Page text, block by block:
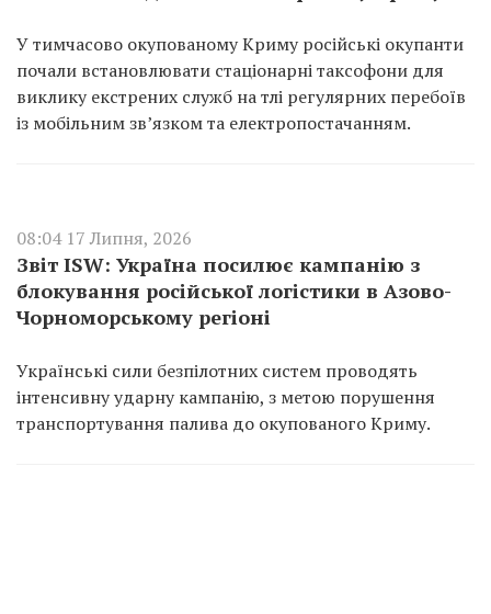
У тимчасово окупованому Криму російські окупанти
почали встановлювати стаціонарні таксофони для
виклику екстрених служб на тлі регулярних перебоїв
із мобільним зв’язком та електропостачанням.
08:04 17 Липня, 2026
Звіт ISW: Україна посилює кампанію з
блокування російської логістики в Азово-
Чорноморському регіоні
Українські сили безпілотних систем проводять
інтенсивну ударну кампанію, з метою порушення
транспортування палива до окупованого Криму.